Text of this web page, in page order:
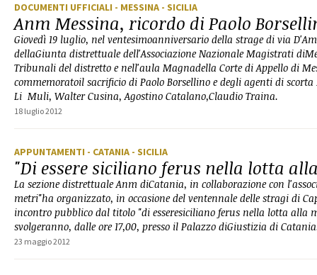
DOCUMENTI UFFICIALI - MESSINA - SICILIA
Anm Messina, ricordo di Paolo
Giovedì 19 luglio, nel ventesimoanniversario della strage di via
dellaGiunta distrettuale dell'Associazione Nazionale Magistrati
Tribunali del distretto e nell'aula Magnadella Corte di Appello di
commemoratoil sacrificio di Paolo Borsellino e degli agenti di
Li Muli, Walter Cusina, Agostino Catalano,Claudio Traina.
18 luglio 2012
APPUNTAMENTI - CATANIA - SICILIA
"Di essere siciliano ferus nella lotta
La sezione distrettuale Anm diCatania, in collaborazione con
metri"ha organizzato, in occasione del ventennale delle stragi di
incontro pubblico dal titolo "di esseresiciliano ferus nella lotta alla
svolgeranno, dalle ore 17,00, presso il Palazzo diGiustizia di
23 maggio 2012